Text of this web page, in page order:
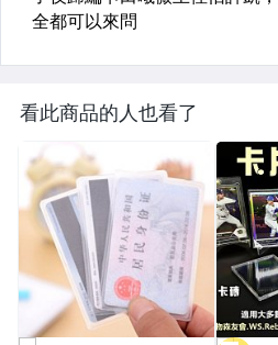
看此商品的人也看了